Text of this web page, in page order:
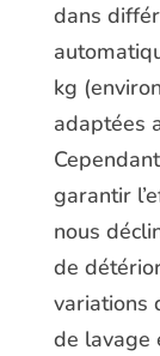
dans
kg
adaptées
garantir
nous
de
variations
de lavage